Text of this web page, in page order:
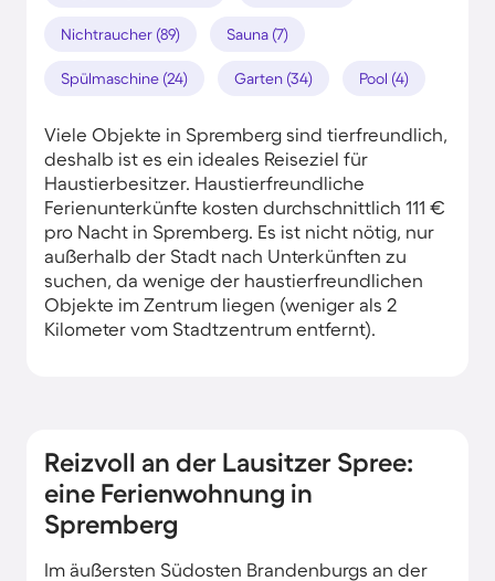
Nichtraucher (89) Sauna (7)
Spülmaschine (24) Garten (34) Pool (4)
Viele Objekte in Spremberg sind tierfreundlich,
deshalb ist es ein ideales Reiseziel für
Haustierbesitzer. Haustierfreundliche
Ferienunterkünfte kosten durchschnittlich 111 €
pro Nacht in Spremberg. Es ist nicht nötig, nur
außerhalb der Stadt nach Unterkünften zu
suchen, da wenige der haustierfreundlichen
Objekte im Zentrum liegen (weniger als 2
Kilometer vom Stadtzentrum entfernt).
Reizvoll an der Lausitzer Spree:
eine Ferienwohnung in
Spremberg
Im äußersten Südosten Brandenburgs an der